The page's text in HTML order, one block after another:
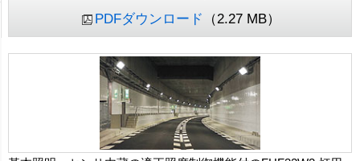
PDFダウンロード （2.27 MB）